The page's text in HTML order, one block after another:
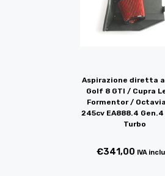
Aspirazione diretta
Golf 8 GTI / Cupra
Formentor / Octavia
245cv EA888.4 Gen.4
Turbo
€341,00 IVA